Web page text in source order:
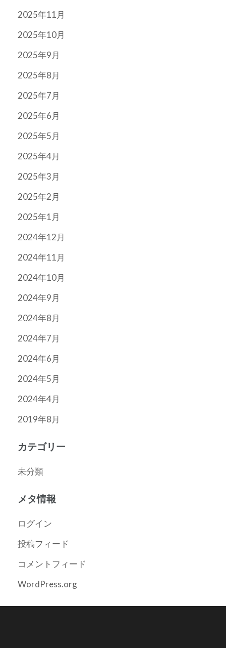
2025年11月
2025年10月
2025年9月
2025年8月
2025年7月
2025年6月
2025年5月
2025年4月
2025年3月
2025年2月
2025年1月
2024年12月
2024年11月
2024年10月
2024年9月
2024年8月
2024年7月
2024年6月
2024年5月
2024年4月
2019年8月
カテゴリー
未分類
メタ情報
ログイン
投稿フィード
コメントフィード
WordPress.org